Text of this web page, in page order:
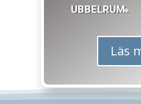
UBBELRUM.
Läs